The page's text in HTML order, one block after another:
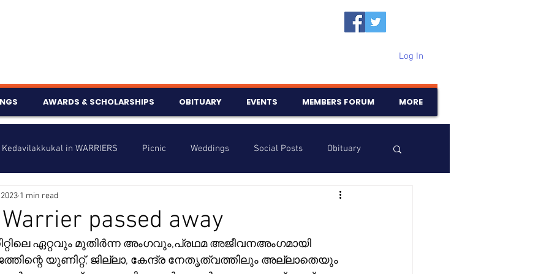
Log In
AWARDS & SCHOLARSHIPS OBITUARY EVENTS MEMBERS FORUM MORE
Kedavilakkukal in WARRIERS Picnic Weddings Social Posts Obituary
Info Birthdays
passed away
1 min read
ഏറ്റവും മുതിർന്ന അംഗവും,പ്രഥമ അജീവനഅംഗമായി
യുണിറ്റ്, ജില്ലാ, കേന്ദ്ര നേതൃത്വത്തിലും അല്ലാതെയും